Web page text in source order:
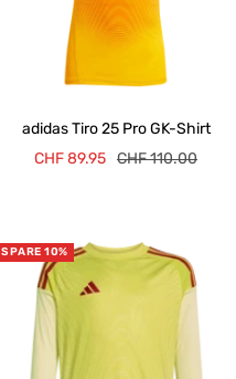
adidas Tiro 25 Pro GK-Shirt
Angebotspreis
CHF 89.95 Regulärer
CHF 110.00
SPARE 10%